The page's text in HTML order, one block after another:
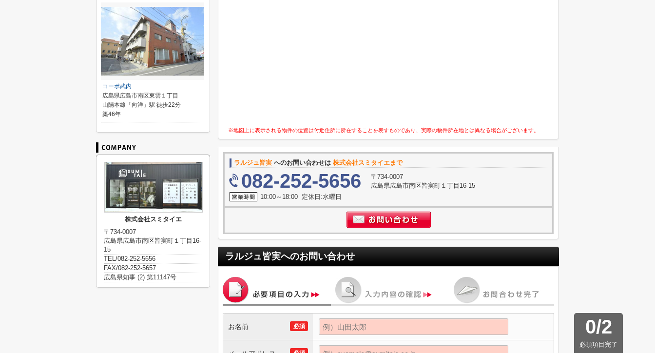
※地図上に表示される物件の位置は付近住所に所在することを表すものであり、実際の物件所在地とは異なる場合がございます。
ラルジュ皆実 へのお問い合わせは 株式会社スミタイエまで
082-252-5656
〒734-0007
広島県広島市南区皆実町１丁目16-15
10:00～18:00 定休日:水曜日
ラルジュ皆実へのお問い合わせ
0/2
必須項目完了
必須
お名前
コーポ武内
広島県広島市南区東雲１丁目
山陽本線「向洋」駅 徒歩22分
築46年
株式会社スミタイエ
〒734-0007
広島県広島市南区皆実町１丁目16-
15
TEL/082-252-5656
FAX/082-252-5657
広島県知事 (2) 第11147号